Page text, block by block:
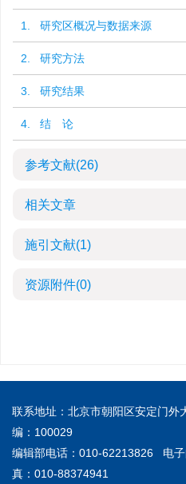
1. 研究区概况与数据来源
2. 研究方法
3. 研究结果
4. 结 论
参考文献(26)
相关文章
施引文献(1)
资源附件(0)
联系地址：北京市朝阳区安定门
编：100029
编辑部电话：010-62213826 电子
真：010-88374941